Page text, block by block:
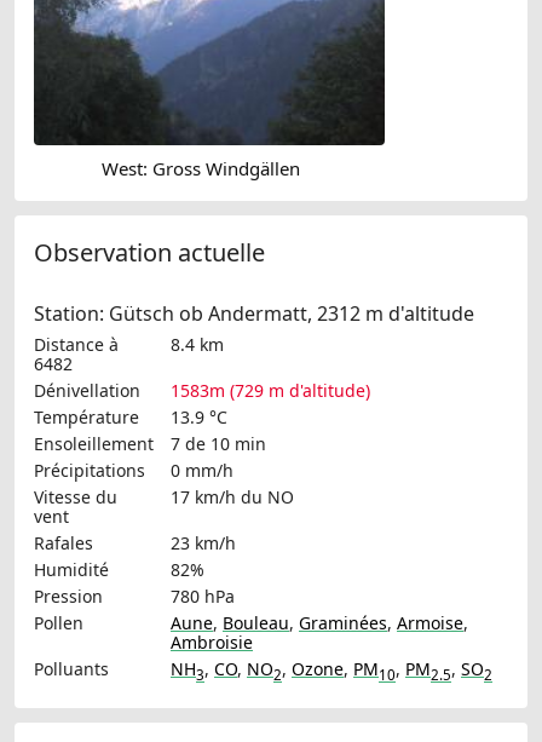
West: Gross Windgällen
Observation actuelle
Station: Gütsch ob Andermatt, 2312 m d'altitude
Distance à
6482
8.4 km
Dénivellation
1583m (729 m d'altitude)
Température
13.9 °C
Ensoleillement
7 de 10 min
Précipitations
0 mm/h
Vitesse du
vent
17 km/h du NO
Rafales
23 km/h
Humidité
82%
Pression
780 hPa
Pollen
Aune, Bouleau, Graminées, Armoise,
Ambroisie
Polluants
NH3, CO, NO2, Ozone, PM10, PM2.5, SO2